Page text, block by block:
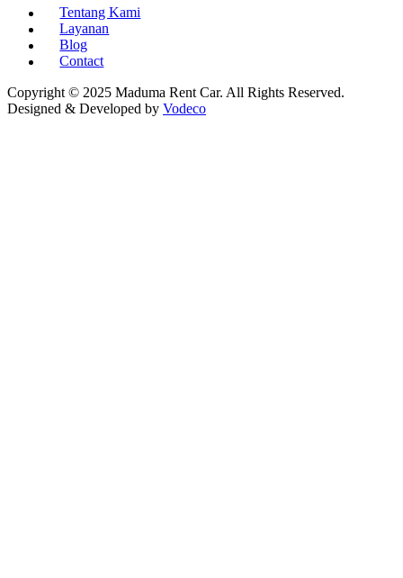
Tentang Kami
Layanan
Blog
Contact
Copyright © 2025 Maduma Rent Car. All Rights Reserved.
Designed & Developed by Vodeco